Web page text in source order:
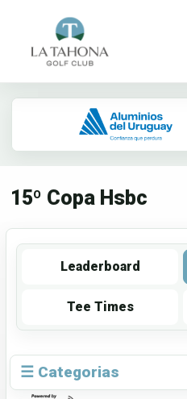
15º Copa Hsbc
Leaderboard
Tee Times
☰ Categorias